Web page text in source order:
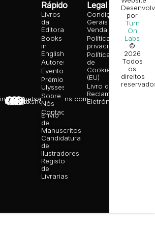
info@poetsandragons.com
Infantil
Adulto
Bookshop
Rápido
Livros
da
Editora
Books
in
English
Autores
Eventos
Prémio
Ulysses
Sobre
Nós
Contactos
Envio
de
Manuscritos
Candidatura
de
Ilustradores
Registo
de
Livrarias
Legal
Condições
Gerais de
Venda
Política de
privacidade
Política
de
Cookies
(EU)
Livro de
Reclamações
Eletrónico
por
Turn
On
Labs
©
2026
Todos
os
direitos